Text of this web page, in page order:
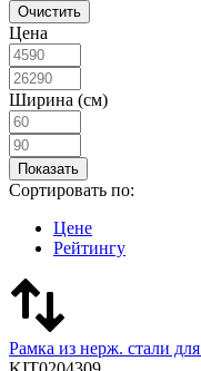
Цена
Ширина (см)
Сортировать по:
Цене
Рейтингу
Рамка из нерж. стали